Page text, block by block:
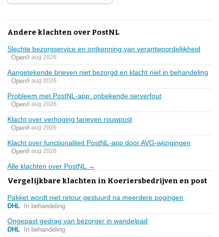
Andere klachten over PostNL
Slechte bezorgservice en ontkenning van verantwoordelijkheid
Open9 aug 2026
Aangetekende brieven niet bezorgd en klacht niet in behandeling
Open9 aug 2026
Probleem met PostNL-app: onbekende serverfout
Open8 aug 2026
Klacht over verhoging tarieven rouwpost
Open8 aug 2026
Klacht over functionaliteit PostNL-app door AVG-wijzigingen
Open8 aug 2026
Alle klachten over PostNL →
Vergelijkbare klachten in Koeriersbedrijven en post
Pakket wordt niet retour gestuurd na meerdere pogingen
DHL In behandeling
Ongepast gedrag van bezorger in wandelpad
DHL In behandeling